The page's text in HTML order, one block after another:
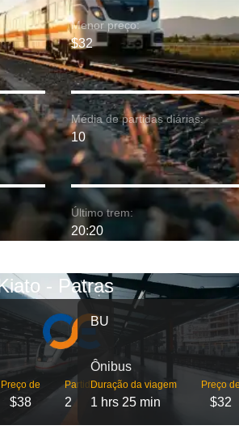
Menor preço:
$32
Média de partidas diárias:
10
Último trem:
20:20
- Patras
Preço de
$38
Partidas
2
BU
Ônibus
Duração da viagem
1 hrs 25 min
Preço
$32